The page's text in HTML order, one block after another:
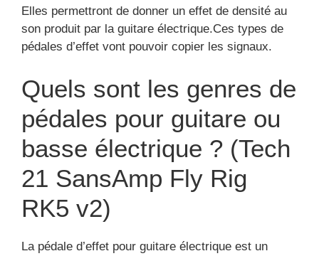
Elles permettront de donner un effet de densité au
son produit par la guitare électrique.Ces types de
pédales d’effet vont pouvoir copier les signaux.
Quels sont les genres de
pédales pour guitare ou
basse électrique ? (Tech
21 SansAmp Fly Rig
RK5 v2)
La pédale d’effet pour guitare électrique est un